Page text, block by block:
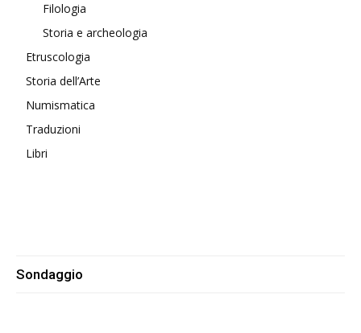
Filologia
Storia e archeologia
Etruscologia
Storia dell’Arte
Numismatica
Traduzioni
Libri
Sondaggio